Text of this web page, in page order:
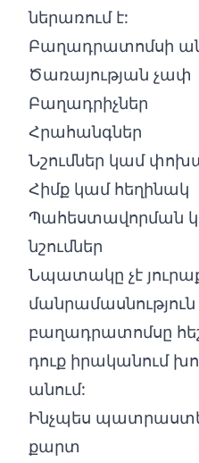
ներառում է:
Բաղադրատոմսի
Ծառայության չափ
Բաղադրիչներ
Հրահանգներ
Նշումներ կամ
Հիմք կամ հեղինակ
Պահեստավորման
նշումներ
Նպատակը չէ
բաղադրատոմսը
դուք իրականում
անում:
Ինչպես
քարտ